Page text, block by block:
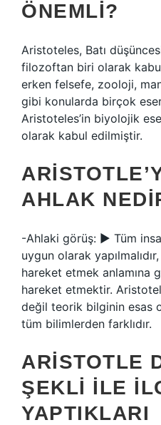
ÖNEMLI?
Aristoteles, Batı
filozoftan biri olarak
erken felsefe, zooloji,
gibi konularda birçok eser
Aristoteles’in biyolojik
olarak kabul edilmiştir.
AHLAK
-Ahlaki görüş: ▶ Tüm
uygun olarak
hareket etmek anlamına
hareket etmektir.
değil teorik bilginin esas
tüm bilimlerden farklıdır.
ARISTOTLE
ŞEKLI ILE
YAPTIKLARI